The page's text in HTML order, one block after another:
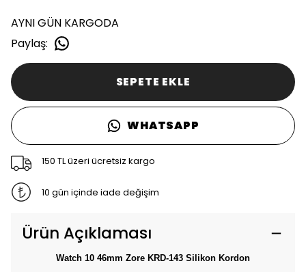
AYNI GÜN KARGODA
Paylaş:
SEPETE EKLE
WHATSAPP
150 TL üzeri ücretsiz kargo
10 gün içinde iade değişim
Ürün Açıklaması
Watch 10 46mm Zore KRD-143 Silikon Kordon